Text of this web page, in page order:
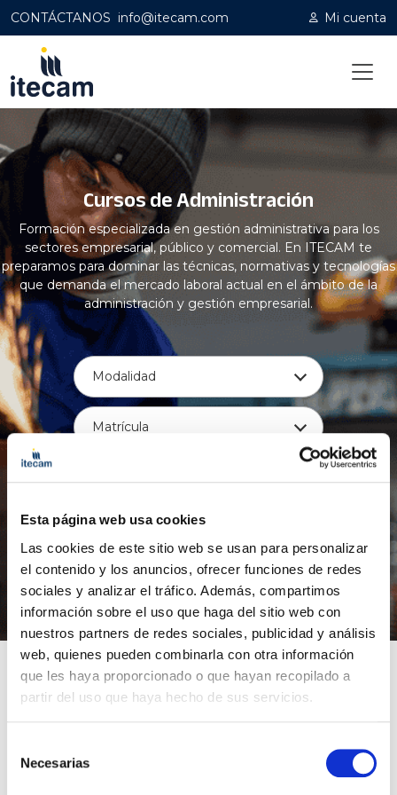
Esta página web usa cookies
Las cookies de este sitio web se usan para personalizar
el contenido y los anuncios, ofrecer funciones de redes
sociales y analizar el tráfico. Además, compartimos
información sobre el uso que haga del sitio web con
nuestros partners de redes sociales, publicidad y análisis
web, quienes pueden combinarla con otra información
que les haya proporcionado o que hayan recopilado a
partir del uso que haya hecho de sus servicios.
Necesarias
CONTÁCTANOS info@itecam.com Mi cuenta
Home Formación empleo | Administración
Cursos de Administración
Formación especializada en gestión administrativa para los
sectores empresarial, público y comercial. En ITECAM te
preparamos para dominar las técnicas, normativas y tecnologías
que demanda el mercado laboral actual en el ámbito de la
administración y gestión empresarial.
Modalidad
Matrícula
No hay cursos disponibles en este momento.
¿Por qué estudiar administración?